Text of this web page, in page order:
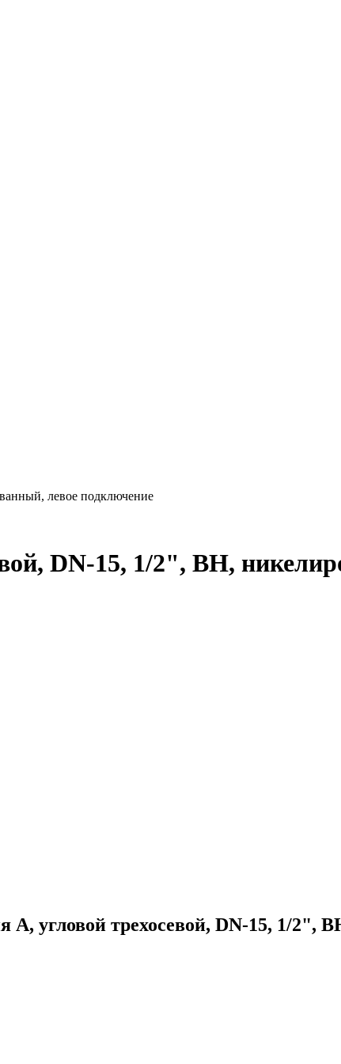
левое подключение
DN-15, 1/2", ВН,
A, угловой трехосевой, DN-15, 1/2",